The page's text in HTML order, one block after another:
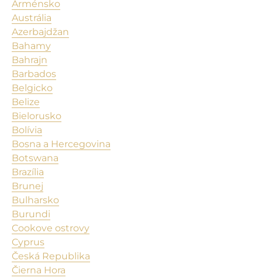
Arménsko
Austrália
Azerbajdžan
Bahamy
Bahrajn
Barbados
Belgicko
Belize
Bielorusko
Bolívia
Bosna a Hercegovina
Botswana
Brazília
Brunej
Bulharsko
Burundi
Cookove ostrovy
Cyprus
Česká Republika
Čierna Hora